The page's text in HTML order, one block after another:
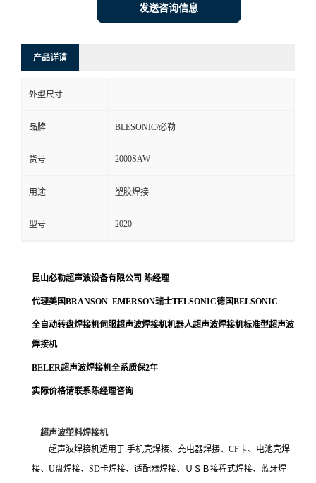
发送咨询信息
产品详请
外型尺寸
品牌 BLESONIC/必勒
货号 2000SAW
用途 塑胶焊接
型号 2020
昆山必勒超声波设备有限公司 陈经理
代理美国BRANSON EMERSON瑞士TELSONIC德国BELSONIC
全自动转盘焊接机伺服超声波焊接机机器人超声波焊接机标准型超声波
焊接机
BELER超声波焊接机全系质保2年
实际价格请联系陈经理咨询
超声波塑料焊接机
超声波焊接机适用于:手机壳焊接、充电器焊接、CF卡、电池壳焊
接、U盘焊接、SD卡焊接、适配器焊接、ＵＳＢ接程式焊接、蓝牙焊